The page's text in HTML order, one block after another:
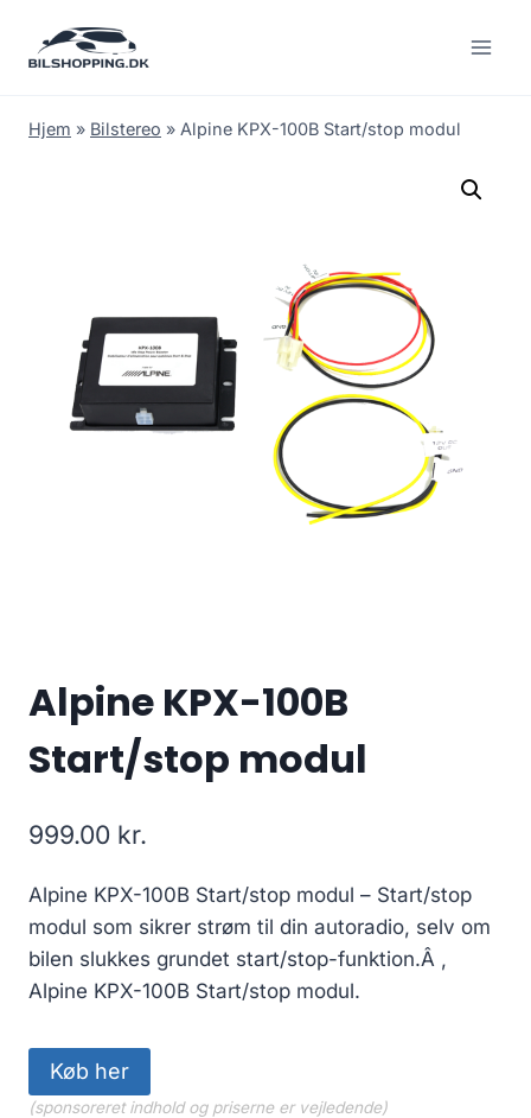
Hjem » Bilstereo » Alpine KPX-100B Start/stop modul
Alpine KPX-100B
Start/stop modul
999.00 kr.
Alpine KPX-100B Start/stop modul – Start/stop
modul som sikrer strøm til din autoradio, selv om
bilen slukkes grundet start/stop-funktion.Â ,
Alpine KPX-100B Start/stop modul.
Køb her
(sponsoreret indhold og priserne er vejledende)